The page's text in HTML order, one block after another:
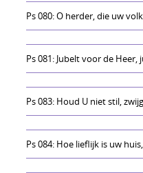
Ps 080: O herder, die uw
Ps 081: Jubelt voor de
Ps 083: Houd U niet stil,
Ps 084: Hoe lieflijk is uw